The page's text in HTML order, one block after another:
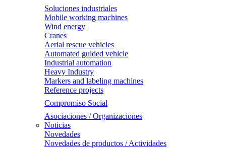
Soluciones industriales
Mobile working machines
Wind energy
Cranes
Aerial rescue vehicles
Automated guided vehicle
Industrial automation
Heavy Industry
Markers and labeling machines
Reference projects
Compromiso Social
Asociaciones / Organizaciones
Noticias
Novedades
Novedades de productos / Actividades